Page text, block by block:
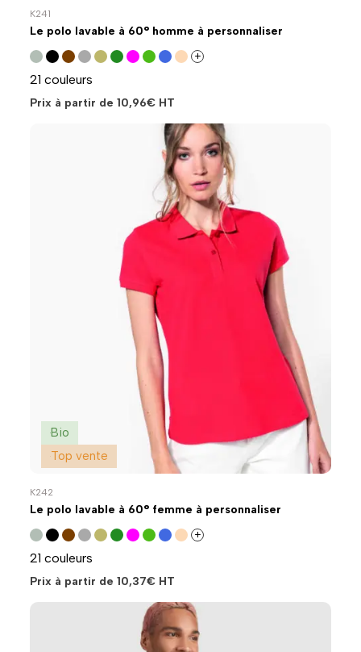
K241
Le polo lavable à 60° homme à personnaliser
+
21 couleurs
Prix à partir de 10,96€ HT
Bio
Top vente
K242
Le polo lavable à 60° femme à personnaliser
+
21 couleurs
Prix à partir de 10,37€ HT